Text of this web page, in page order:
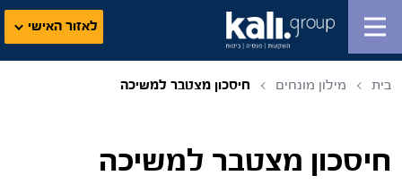
לאזור האישי
בית מילון מונחים חיסכון מצטבר למשיכה
חיסכון מצטבר למשיכה